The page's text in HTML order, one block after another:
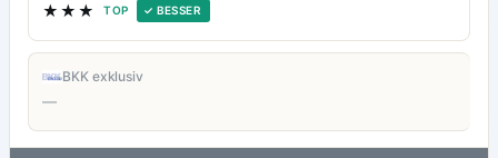
★★★ TOP ✓ BESSER
BKK exklusiv
—